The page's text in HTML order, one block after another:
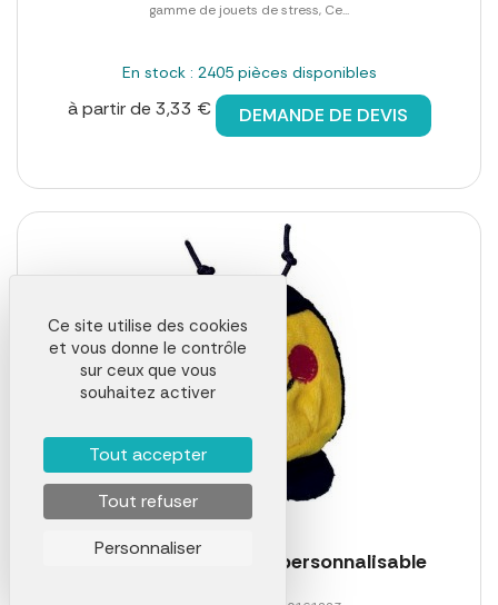
gamme de jouets de stress, Ce...
En stock : 2405 pièces disponibles
à partir de 3,33 € DEMANDE DE DEVIS
Peluche abeille - MBW personnalisable
Ce site utilise des cookies
et vous donne le contrôle
sur ceux que vous
souhaitez activer
Tout accepter
Tout refuser
Personnaliser